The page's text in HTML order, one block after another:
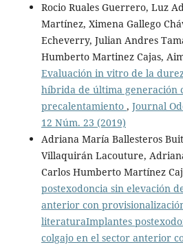
Rocio Ruales Guerrero, Luz
Martínez, Ximena Gallego
Echeverry, Julian Andres
Humberto Martinez Cajas,
Evaluación in vitro de la
hí­brida de última generación
precalentamiento , Journal
12 Núm. 23 (2019)
Adriana María Ballesteros
Villaquirán Lacouture,
Carlos Humberto Martínez
postexodoncia sin elevación
anterior con
literaturaImplantes
colgajo en el sector anterior